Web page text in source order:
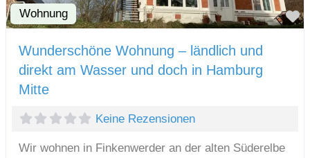
Wohnung
Wunderschöne Wohnung – ländlich und
direkt am Wasser und doch in Hamburg
Mitte
Keine Rezensionen
Wir wohnen in Finkenwerder an der alten Süderelbe